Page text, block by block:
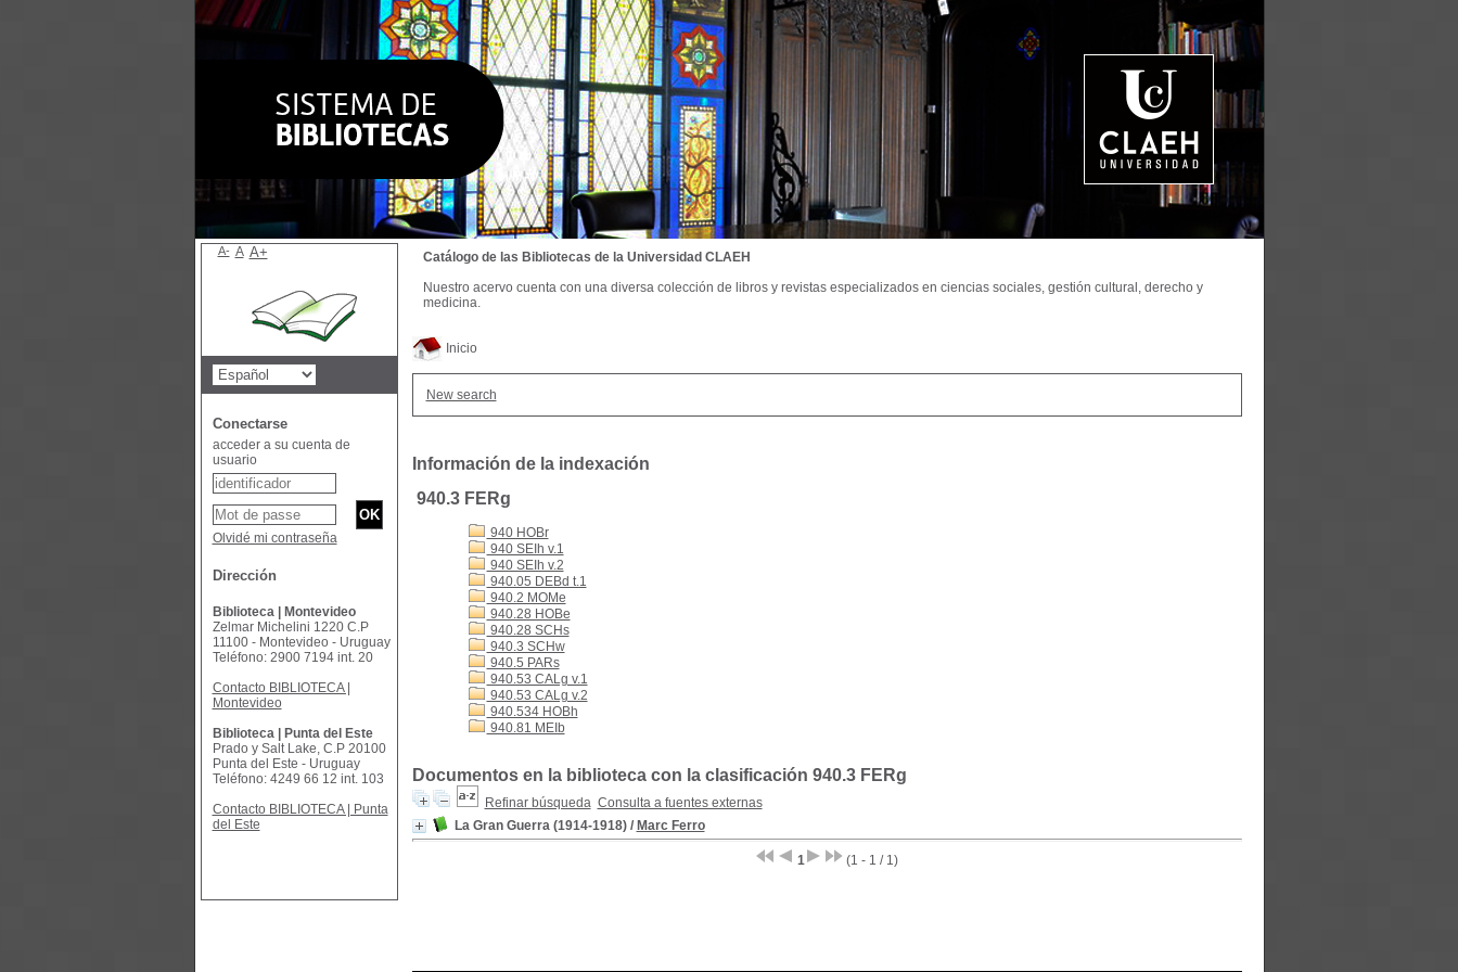
Inicio
New search
Información de la indexación
940.3 FERg
940 HOBr
940 SEIh v.1
940 SEIh v.2
940.05 DEBd t.1
940.2 MOMe
940.28 HOBe
940.28 SCHs
940.3 SCHw
940.5 PARs
940.53 CALg v.1
940.53 CALg v.2
940.534 HOBh
940.81 MEIb
Documentos en la biblioteca con la clasificación 940.3 FERg
Refinar búsqueda Consulta a fuentes externas
La Gran Guerra (1914-1918)/ Marc Ferro
1 (1 - 1 / 1)
Catálogo de las Bibliotecas de la Universidad CLAEH
Nuestro acervo cuenta con una diversa colección de libros y revistas especializados en ciencias sociales, gestión cultural, derecho y
medicina.
A- A A+
Conectarse
acceder a su cuenta de
usuario
Olvidé mi contraseña
Dirección
Biblioteca | Montevideo
Zelmar Michelini 1220 C.P
11100 - Montevideo - Uruguay
Teléfono: 2900 7194 int. 20
Contacto BIBLIOTECA |
Montevideo
Biblioteca | Punta del Este
Prado y Salt Lake, C.P 20100
Punta del Este - Uruguay
Teléfono: 4249 66 12 int. 103
Contacto BIBLIOTECA | Punta
del Este